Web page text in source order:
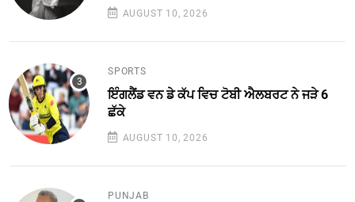
AUGUST 10, 2026
SPORTS
ਇੰਗਲੈਂਡ ਵਨ ਡੇ ਕੱਪ ਵਿਚ ਟੋਬੀ ਐਲਬਰਟ ਨੇ ਜੜੇ 6
ਛੱਕੇ
AUGUST 10, 2026
PUNJAB